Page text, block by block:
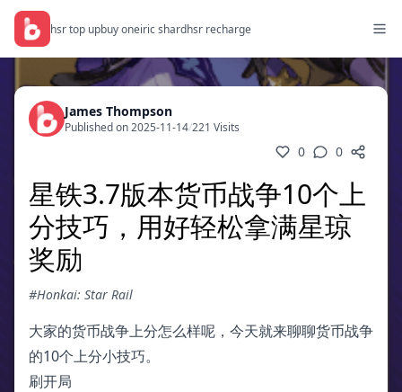
hsr top upbuy oneiric shardhsr recharge
James Thompson
Published on 2025-11-14/221 Visits
0 0
星铁3.7版本货币战争10个上
分技巧，用好轻松拿满星琼
奖励
#Honkai: Star Rail
大家的货币战争上分怎么样呢，今天就来聊聊货币战争
的10个上分小技巧。
刷开局